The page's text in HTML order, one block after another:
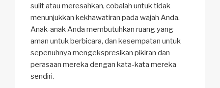
sulit atau meresahkan, cobalah untuk tidak
menunjukkan kekhawatiran pada wajah Anda.
Anak-anak Anda membutuhkan ruang yang
aman untuk berbicara, dan kesempatan untuk
sepenuhnya mengekspresikan pikiran dan
perasaan mereka dengan kata-kata mereka
sendiri.